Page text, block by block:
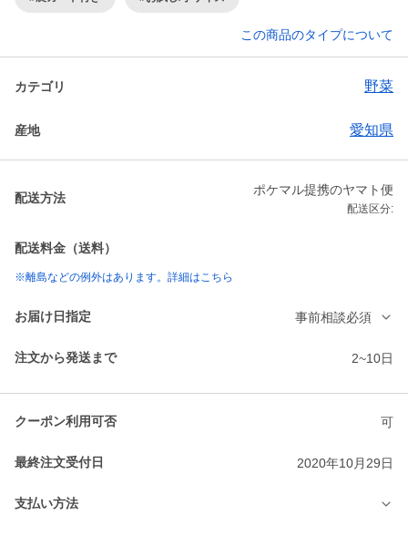
この商品のタイプについて
カテゴリ 野菜
産地 愛知県
配送方法
ポケマル提携のヤマト便
配送区分:
配送料金（送料）
※離島などの例外はあります。詳細はこちら
お届け日指定 事前相談必須
注文から発送まで 2~10日
クーポン利用可否 可
最終注文受付日 2020年10月29日
支払い方法